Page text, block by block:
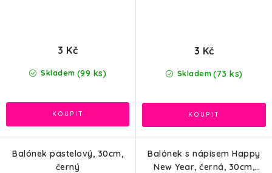
Skladem (99 ks)
3 Kč
Skladem (73 ks)
3 Kč
Balónek pastelový, 30cm,
černý
Balónek s nápisem Happy
New Year, černá, 30cm,